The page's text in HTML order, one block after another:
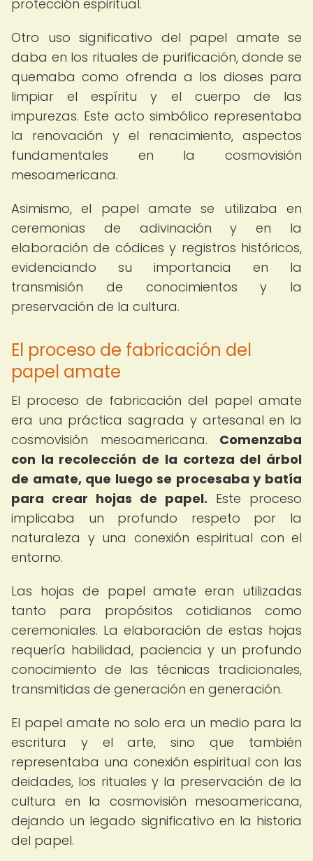
protección espiritual.
Otro uso significativo del papel amate se
daba en los rituales de purificación, donde se
quemaba como ofrenda a los dioses para
limpiar el espíritu y el cuerpo de las
impurezas. Este acto simbólico representaba
la renovación y el renacimiento, aspectos
fundamentales en la cosmovisión
mesoamericana.
Asimismo, el papel amate se utilizaba en
ceremonias de adivinación y en la
elaboración de códices y registros históricos,
evidenciando su importancia en la
transmisión de conocimientos y la
preservación de la cultura.
El proceso de fabricación del
papel amate
El proceso de fabricación del papel amate
era una práctica sagrada y artesanal en la
cosmovisión mesoamericana. Comenzaba
con la recolección de la corteza del árbol
de amate, que luego se procesaba y batía
para crear hojas de papel. Este proceso
implicaba un profundo respeto por la
naturaleza y una conexión espiritual con el
entorno.
Las hojas de papel amate eran utilizadas
tanto para propósitos cotidianos como
ceremoniales. La elaboración de estas hojas
requería habilidad, paciencia y un profundo
conocimiento de las técnicas tradicionales,
transmitidas de generación en generación.
El papel amate no solo era un medio para la
escritura y el arte, sino que también
representaba una conexión espiritual con las
deidades, los rituales y la preservación de la
cultura en la cosmovisión mesoamericana,
dejando un legado significativo en la historia
del papel.